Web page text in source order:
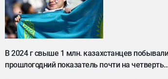
В 2024 г свыше 1 млн. казахстанцев
прошлогодний показатель почти на